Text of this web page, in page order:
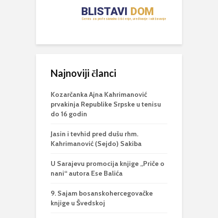
Najnoviji članci
Kozarčanka Ajna Kahrimanović
prvakinja Republike Srpske u tenisu
do 16 godin
Jasin i tevhid pred dušu rhm.
Kahrimanović (Sejdo) Sakiba
U Sarajevu promocija knjige „Priče o
nani“ autora Ese Balića
9. Sajam bosanskohercegovačke
knjige u Švedskoj